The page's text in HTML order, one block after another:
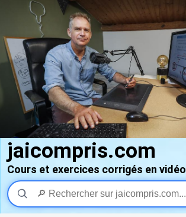
jaicompris.com
Cours et exercices corrigés en vidéo